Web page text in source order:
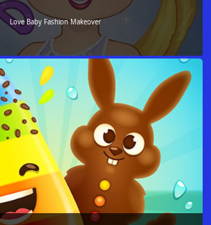
Love Baby Fashion Makeover